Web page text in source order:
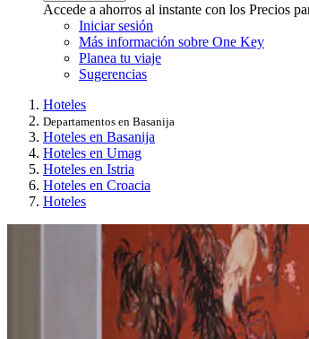
Accede a ahorros al instante con los Precios
Iniciar sesión
Más información sobre One Key
Planea tu viaje
Sugerencias
Hoteles
Departamentos en Basanija
Hoteles en Basanija
Hoteles en Umag
Hoteles en Istria
Hoteles en Croacia
Hoteles